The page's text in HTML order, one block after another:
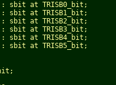
sbit at TRISB0_bit;
sbit at TRISB1_bit;
sbit at TRISB2_bit;
sbit at TRISB3_bit;
sbit at TRISB4_bit;
sbit at TRISB5_bit;